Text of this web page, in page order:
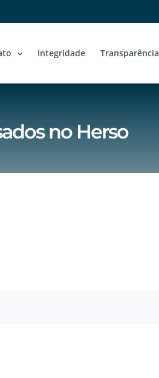
Integridade Transparência
no Herso